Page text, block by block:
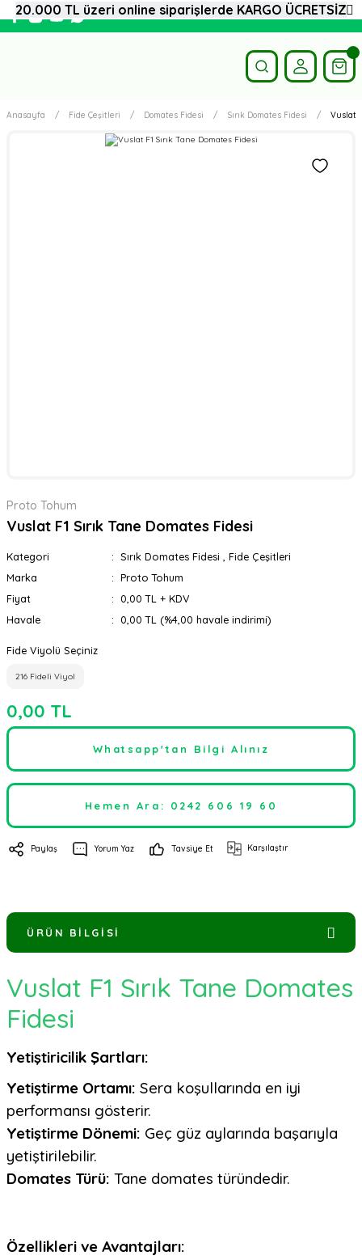
Anasayfa Fide Çeşitleri Domates Fidesi Sırık Domates Fidesi Vuslat
Proto Tohum
Vuslat F1 Sırık Tane Domates Fidesi
Kategori Sırık Domates Fidesi
Fide Çeşitleri
Marka
Proto Tohum
Fiyat
0,00 TL + KDV
Havale
0,00 TL (%4,00 havale indirimi)
Fide Viyolü Seçiniz
216 Fideli Viyol
0,00 TL
Whatsapp'tan Bilgi Alınız
Hemen Ara: 0242 606 19 60
Paylaş Yorum Yaz Tavsiye Et Karşılaştır
ÜRÜN BILGISI
Vuslat F1 Sırık Tane Domates
Fidesi
Yetiştiricilik Şartları:
Yetiştirme Ortamı: Sera koşullarında en iyi
performansı gösterir.
Yetiştirme Dönemi: Geç güz aylarında başarıyla
yetiştirilebilir.
Domates Türü: Tane domates türündedir.
Özellikleri ve Avantajları:
20.000 TL üzeri online siparişlerde KARGO ÜCRETSİZ